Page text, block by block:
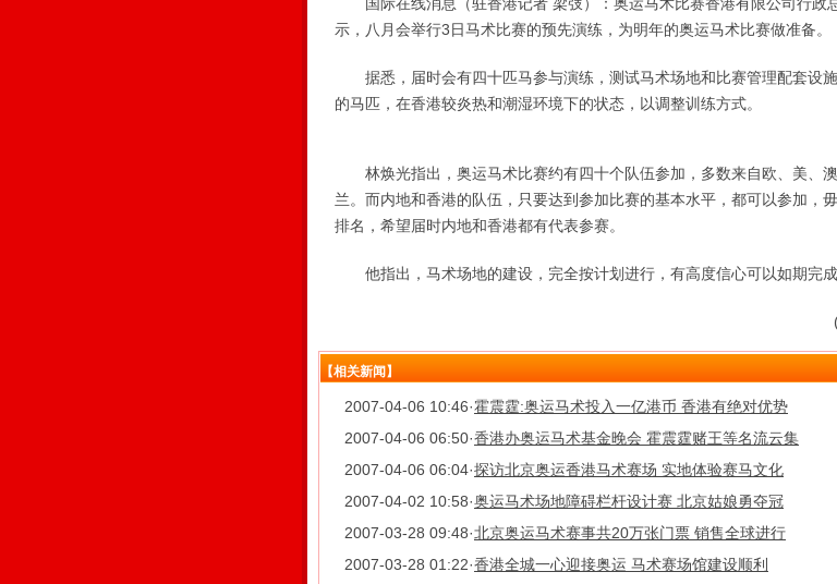
示，八月会举行3日马术比赛的预先演练，为明年的奥运马术比赛做准备。
据悉，届时会有四十匹马参与演练，测试马术场地和比赛管理配套设
的马匹，在香港较炎热和潮湿环境下的状态，以调整训练方式。
林焕光指出，奥运马术比赛约有四十个队伍参加，多数来自欧、美、
兰。而内地和香港的队伍，只要达到参加比赛的基本水平，都可以参加，
排名，希望届时内地和香港都有代表参赛。
他指出，马术场地的建设，完全按计划进行，有高度信心可以如期完成
【相关新闻】
2007-04-06 10:46·霍震霆:奥运马术投入一亿港币 香港有绝对优势
2007-04-06 06:50·香港办奥运马术基金晚会 霍震霆赌王等名流云集
2007-04-06 06:04·探访北京奥运香港马术赛场 实地体验赛马文化
2007-04-02 10:58·奥运马术场地障碍栏杆设计赛 北京姑娘勇夺冠
2007-03-28 09:48·北京奥运马术赛事共20万张门票 销售全球进行
2007-03-28 01:22·香港全城一心迎接奥运 马术赛场馆建设顺利